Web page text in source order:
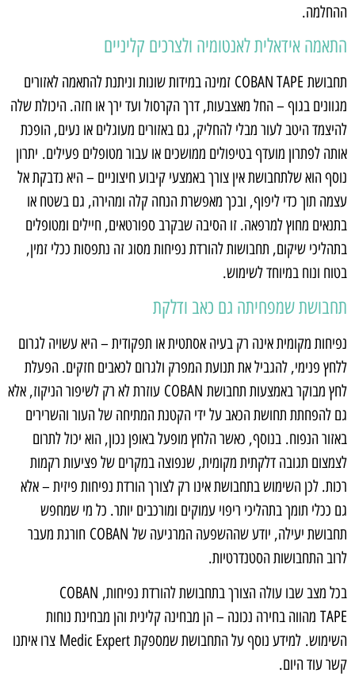
ההחלמה.
התאמה אידאלית לאנטומיה ולצרכים קליניים
תחבושת COBAN TAPE זמינה במידות שונות וניתנת להתאמה לאזורים
מגוונים בגוף – החל מאצבעות, דרך הקרסול ועד ירך או חזה. היכולת שלה
להיצמד היטב לעור מבלי להחליק, גם באזורים מעוגלים או נעים, הופכת
אותה לפתרון מועדף בטיפולים ממושכים או עבור מטופלים פעילים. יתרון
נוסף הוא שלתחבושת אין צורך באמצעי קיבוע חיצוניים – היא נדבקת אל
עצמה תוך כדי ליפוף, ובכך מאפשרת הנחה קלה ומהירה, גם בשטח או
בתנאים מחוץ למרפאה. זו הסיבה שבקרב ספורטאים, חיילים ומטופלים
בתהליכי שיקום, תחבושות להורדת נפיחות מסוג זה נתפסות ככלי זמין,
בטוח ונוח במיוחד לשימוש.
תחבושת שמפחיתה גם כאב ודלקת
נפיחות מקומית אינה רק בעיה אסתטית או תפקודית – היא עשויה לגרום
ללחץ פנימי, להגביל את תנועת המפרק ולגרום לכאבים חזקים. הפעלת
לחץ מבוקר באמצעות תחבושת COBAN עוזרת לא רק לשיפור הניקוז, אלא
גם להפחתת תחושת הכאב על ידי הקטנת המתיחה של העור והשרירים
באזור הנפוח. בנוסף, כאשר הלחץ מופעל באופן נכון, הוא יכול לתרום
לצמצום תגובה דלקתית מקומית, שנפוצה במקרים של פציעות רקמות
רכות. לכן השימוש בתחבושת אינו רק לצורך הורדת נפיחות פיזית – אלא
גם ככלי תומך בתהליכי ריפוי עמוקים ומורכבים יותר. כל מי שמחפש
תחבושת יעילה, יודע שההשפעה המרגיעה של COBAN חורגת מעבר
לרוב התחבושות הסטנדרטיות.
בכל מצב שבו עולה הצורך בתחבושת להורדת נפיחות, COBAN
TAPE מהווה בחירה נכונה – הן מבחינה קלינית והן מבחינת נוחות
השימוש. למידע נוסף על התחבושת שמספקת Medic Expert צרו איתנו
קשר עוד היום.